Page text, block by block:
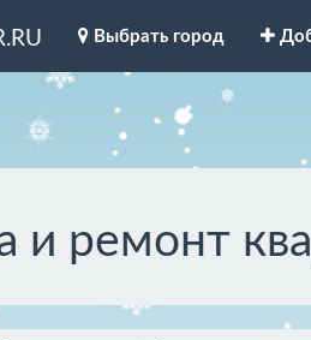
Выбрать город
и ремонт